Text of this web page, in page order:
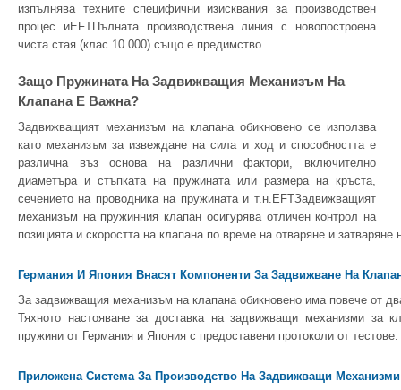
изпълнява техните специфични изисквания за производствен
процес иEFTПълната производствена линия с новопостроена
чиста стая (клас 10 000) също е предимство.
Защо Пружината На Задвижващия Механизъм На
Клапана Е Важна?
Задвижващият механизъм на клапана обикновено се използва
като механизъм за извеждане на сила и ход и способността е
различна въз основа на различни фактори, включително
диаметъра и стъпката на пружината или размера на кръста,
сечението на проводника на пружината и т.н.EFTЗадвижващият
механизъм на пружинния клапан осигурява отличен контрол на
позицията и скоростта на клапана по време на отваряне и затваряне
Германия И Япония Внасят Компоненти За Задвижване На
За задвижващия механизъм на клапана обикновено има повече от
Тяхното настояване за доставка на задвижващи механизми за
пружини от Германия и Япония с предоставени протоколи от тестове.
Приложена Система За Производство На Задвижващи